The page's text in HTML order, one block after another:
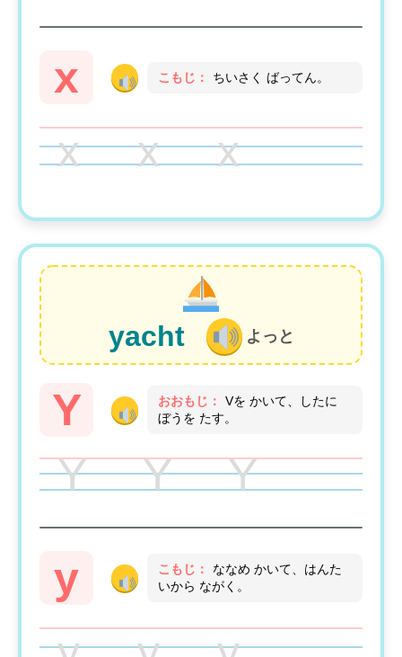
x こもじ： ちいさく ばってん。
x x x
yacht よっと
Y おおもじ：
Vを かいて、したに
ぼうを たす。
Y Y Y
y こもじ：
ななめ かいて、はんた
いから ながく。